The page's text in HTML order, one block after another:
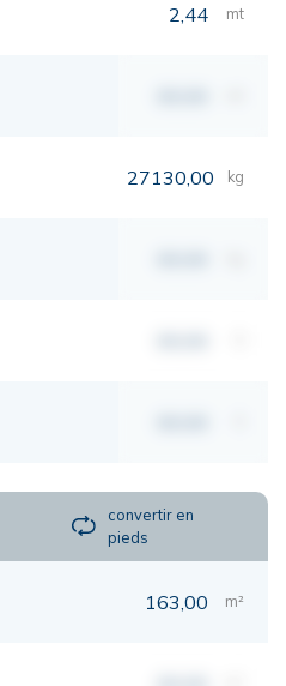
2,44 mt
27130,00 kg
convertir en
pieds
163,00 m²